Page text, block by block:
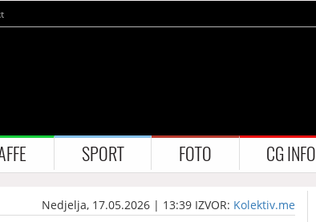
SPORT FOTO CG INFO
Nedjelja, 17.05.2026 | 13:39 IZVOR: Kolektiv.me